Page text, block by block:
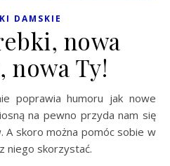
DAMSKIE
nowa
nowa Ty!
na pewno przyda nam się
A skoro można pomóc sobie w
niego skorzystać.